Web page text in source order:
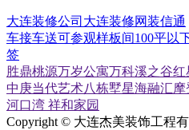
大连装修公司 大连装修网装信通
车接车送可参观样板间100平以
签
胜鼎桃源万岁公寓万科溪之谷红
中庚当代艺术八栋墅星海融汇摩
河口湾 祥和家园
Copyright © 大连杰美装饰工程